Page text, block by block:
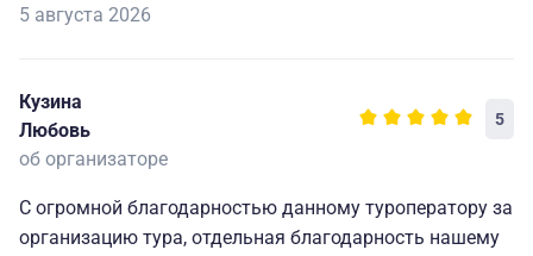
5 августа 2026
Кузина
Любовь
5
об организаторе
С огромной благодарностью данному туроператору за
организацию тура, отдельная благодарность нашему